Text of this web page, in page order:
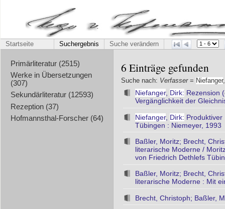
Startseite Suchergebnis Suche verändern
Primärliteratur (2515)
Werke in Übersetzungen
(307)
Sekundärliteratur (12593)
Rezeption (37)
Hofmannsthal-Forscher (64)
6 Einträge gefunden
Suche nach: Verfasser= Niefanger
Niefanger, Dirk: Rezension
Vergänglichkeit der
Niefanger, Dirk:
Tübingen : Niemeyer, 1993
Baßler, Moritz; Brecht,
literarische Moderne /
von Friedrich Dethlefs
Baßler, Moritz; Brecht,
literarische Moderne : Mit
Brecht, Christoph; Baßler,